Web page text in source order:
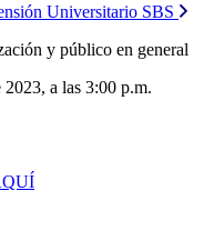
Universitario SBS
y público en general
a las 3:00 p.m.